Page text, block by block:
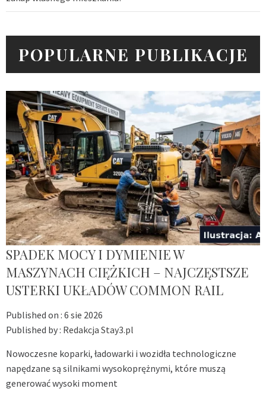
POPULARNE PUBLIKACJE
SPADEK MOCY I DYMIENIE W
MASZYNACH CIĘŻKICH – NAJCZĘSTSZE
USTERKI UKŁADÓW COMMON RAIL
Published on : 6 sie 2026
Published by : Redakcja Stay3.pl
Nowoczesne koparki, ładowarki i wozidła technologiczne
napędzane są silnikami wysokoprężnymi, które muszą
generować wysoki moment